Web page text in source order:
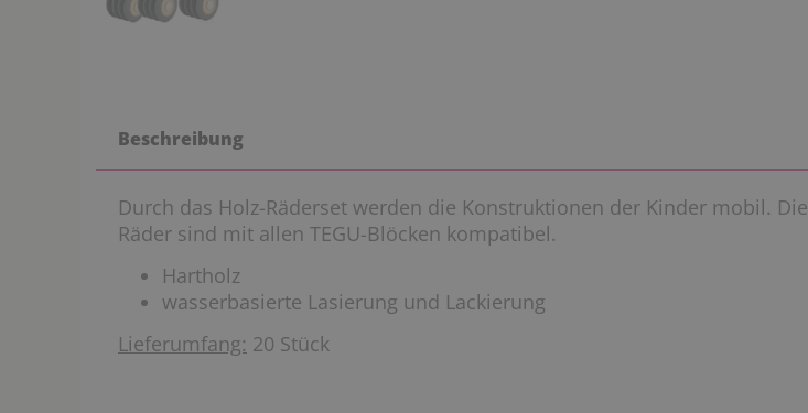
Beschreibung
Durch das Holz-Räderset werden die Konstruktionen der Kinder mobil. Die
Räder sind mit allen TEGU-Blöcken kompatibel.
Hartholz
wasserbasierte Lasierung und Lackierung
Lieferumfang: 20 Stück